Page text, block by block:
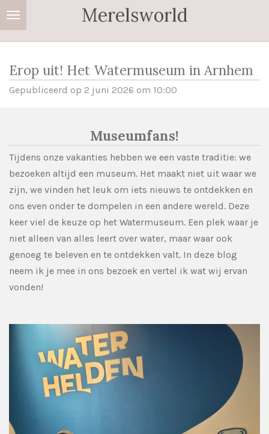
Ga
direct
hoofdinhoud
Merelsworld
Erop uit! Het Watermuseum in Arnhem
Gepubliceerd op 2 juni 2026 om 10:00
Museumfans!
Tijdens onze vakanties hebben we een vaste traditie: we
bezoeken altijd een museum. Het maakt niet uit waar we
zijn, we vinden het leuk om iets nieuws te ontdekken en
ons even onder te dompelen in een andere wereld. Deze
keer viel de keuze op het Watermuseum. Een plek waar je
niet alleen van alles leert over water, maar waar ook
genoeg te beleven en te ontdekken valt. In deze blog
neem ik je mee in ons bezoek en vertel ik wat wij ervan
vonden!